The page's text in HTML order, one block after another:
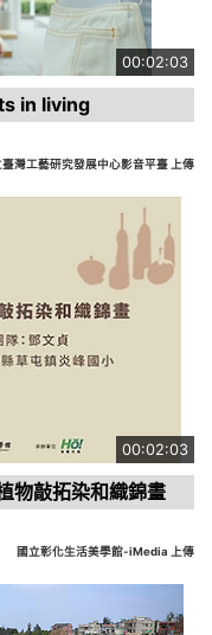
00:02:03
in living
臺灣工藝研究發展中心影音平臺 上傳
00:02:03
物敲拓染和織錦畫
國立彰化生活美學館-iMedia 上傳